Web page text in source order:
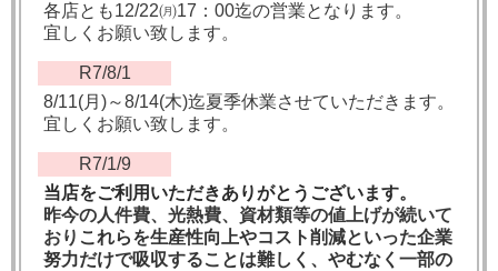
各店とも12/22㈪17：00迄の営業となります。
宜しくお願い致します。
R7/8/1
8/11(月)～8/14(木)迄夏季休業させていただきます。
宜しくお願い致します。
R7/1/9
当店をご利用いただきありがとうございます。
昨今の人件費、光熱費、資材類等の値上げが続いて
おり これらを生産性向上やコスト削減といった企業
努力だけで吸収することは難しく、やむなく一部の